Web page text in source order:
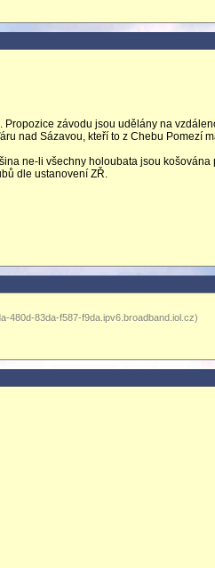
závodu jsou udělány na
nad Sázavou, kteří to z Chebu Pomezí
ne-li všechny holoubata jsou košována
dle ustanovení ZŘ.
480d-83da-f587-f9da.ipv6.broadband.iol.cz)